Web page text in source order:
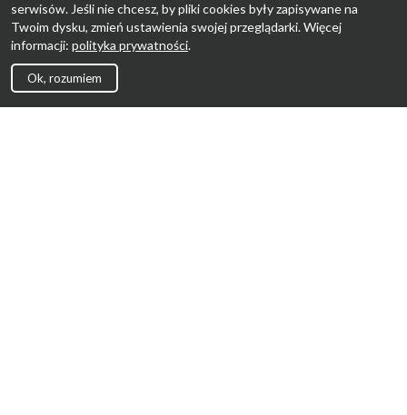
serwisów. Jeśli nie chcesz, by pliki cookies były zapisywane na
Twoim dysku, zmień ustawienia swojej przeglądarki. Więcej
informacji: polityka prywatności.
Ok, rozumiem